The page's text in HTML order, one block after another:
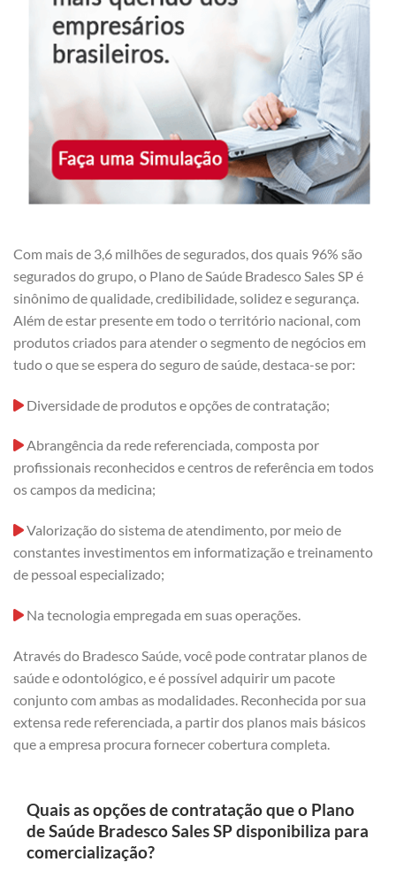
Com mais de 3,6 milhões de segurados, dos quais 96% são
segurados do grupo, o Plano de Saúde Bradesco Sales SP é
sinônimo de qualidade, credibilidade, solidez e segurança.
Além de estar presente em todo o território nacional, com
produtos criados para atender o segmento de negócios em
tudo o que se espera do seguro de saúde, destaca-se por:
Diversidade de produtos e opções de contratação;
Abrangência da rede referenciada, composta por
profissionais reconhecidos e centros de referência em todos
os campos da medicina;
Valorização do sistema de atendimento, por meio de
constantes investimentos em informatização e treinamento
de pessoal especializado;
Na tecnologia empregada em suas operações.
Através do Bradesco Saúde, você pode contratar planos de
saúde e odontológico, e é possível adquirir um pacote
conjunto com ambas as modalidades. Reconhecida por sua
extensa rede referenciada, a partir dos planos mais básicos
que a empresa procura fornecer cobertura completa.
Quais as opções de contratação que o Plano
de Saúde Bradesco Sales SP disponibiliza para
comercialização?